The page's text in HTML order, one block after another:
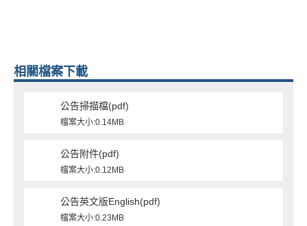
相關檔案下載
公告掃描檔(pdf)
檔案大小:0.14MB
公告附件(pdf)
檔案大小:0.12MB
公告英文版English(pdf)
檔案大小:0.23MB